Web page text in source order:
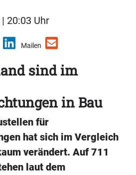
20:03 Uhr
Mailen
sind im
in Bau
für
hat sich im Vergleich
verändert. Auf 711
laut dem